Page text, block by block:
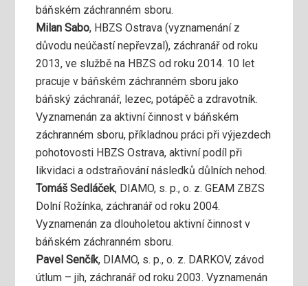
báňském záchranném sboru.
Milan Sabo, HBZS Ostrava (vyznamenání z
důvodu neúčastí nepřevzal), záchranář od roku
2013, ve službě na HBZS od roku 2014. 10 let
pracuje v báňském záchranném sboru jako
báňský záchranář, lezec, potápěč a zdravotník.
Vyznamenán za aktivní činnost v báňském
záchranném sboru, příkladnou práci při výjezdech
pohotovosti HBZS Ostrava, aktivní podíl při
likvidaci a odstraňování následků důlních nehod.
Tomáš Sedláček, DIAMO, s. p., o. z. GEAM ZBZS
Dolní Rožínka, záchranář od roku 2004.
Vyznamenán za dlouholetou aktivní činnost v
báňském záchranném sboru.
Pavel Senčík, DIAMO, s. p., o. z. DARKOV, závod
útlum – jih, záchranář od roku 2003. Vyznamenán